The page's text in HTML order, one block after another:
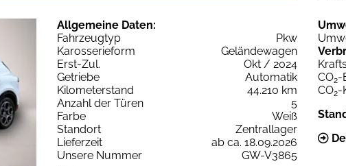
Allgemeine Daten:
Fahrzeugtyp
Pkw
Karosserieform
Geländewagen
Erst-Zul.
Okt / 2024
Getriebe
Automatik
Kilometerstand
44.210 km
Anzahl der Türen
5
Farbe
Weiß
Standort
Zentrallager
Lieferzeit
ab ca. 18.09.2026
Unsere Nummer
GW-V3865
CO2-
CO2-